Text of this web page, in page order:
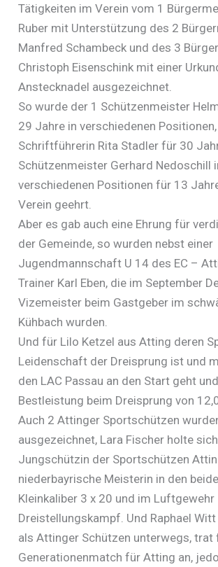
Tätigkeiten im Verein vom 1
Ruber mit Unterstützung des 2
Manfred Schambeck und des 3
Christoph Eisenschink mit einer
Anstecknadel ausgezeichnet.
So wurde der 1 Schützenmeister
29 Jahre in verschiedenen Positionen,
Schriftführerin Rita Stadler für 30
Schützenmeister Gerhard Nedoschill
verschiedenen Positionen für 13
Verein geehrt.
Aber es gab auch eine Ehrung für
der Gemeinde, so wurden nebst einer
Jugendmannschaft U 14 des EC –
Trainer Karl Eben, die im September
Vizemeister beim Gastgeber im
Kühbach wurden.
Und für Lilo Ketzel aus Atting deren
Leidenschaft der Dreisprung ist und
den LAC Passau an den Start geht
Bestleistung beim Dreisprung von
Auch 2 Attinger Sportschützen
ausgezeichnet, Lara Fischer holte
Jungschützin der Sportschützen
niederbayrische Meisterin in den
Kleinkaliber 3 x 20 und im Luftgewehr
Dreistellungskampf. Und Raphael
als Attinger Schützen unterwegs, trat
Generationenmatch für Atting an,